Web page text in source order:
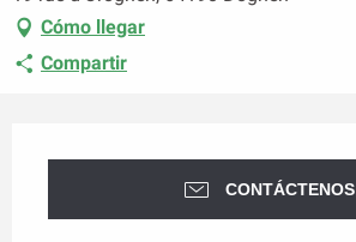
Cómo llegar
Compartir
CONTÁCTENOS